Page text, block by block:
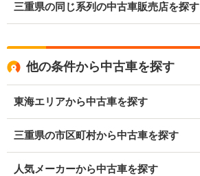
三重県の同じ系列の中古車販売店を探す
他の条件から中古車を探す
東海エリアから中古車を探す
三重県の市区町村から中古車を探す
人気メーカーから中古車を探す